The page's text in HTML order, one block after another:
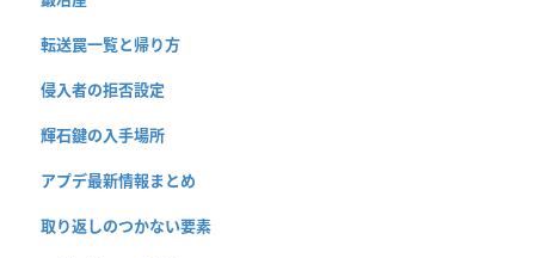
転送罠一覧と帰り方
侵入者の拒否設定
輝石鍵の入手場所
アプデ最新情報まとめ
取り返しのつかない要素